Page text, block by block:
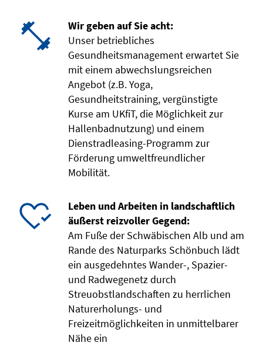
Wir geben auf Sie acht:
Unser betriebliches
Gesundheitsmanagement erwartet Sie
mit einem abwechslungsreichen
Angebot (z.B. Yoga,
Gesundheitstraining, vergünstigte
Kurse am UKfiT, die Möglichkeit zur
Hallenbadnutzung) und einem
Dienstradleasing-Programm zur
Förderung umweltfreundlicher
Mobilität.
Leben und Arbeiten in landschaftlich
äußerst reizvoller Gegend:
Am Fuße der Schwäbischen Alb und am
Rande des Naturparks Schönbuch lädt
ein ausgedehntes Wander-, Spazier-
und Radwegenetz durch
Streuobstlandschaften zu herrlichen
Naturerholungs- und
Freizeitmöglichkeiten in unmittelbarer
Nähe ein